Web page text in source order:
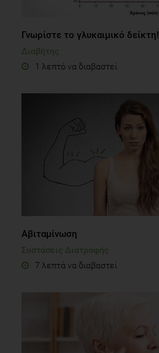
Γνωρίστε το γλυκαιμικό δείκτη!
Διαβήτης
1 λεπτό να διαβαστεί
Αβιταμίνωση
Συστάσεις Διατροφής
7 λεπτά να διαβαστεί